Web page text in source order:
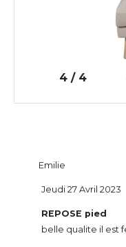
4 / 4
Emilie
REPOSE pied
belle qualite il est
Jeudi 27 Avril 2023